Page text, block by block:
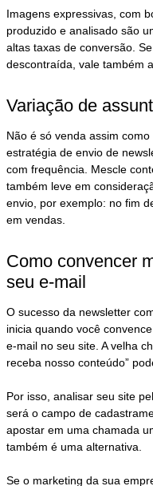
Imagens expressivas, com
produzido e analisado são
altas taxas de conversão.
descontraída, vale também
Variação de
Não é só venda assim
estratégia de envio de
com frequência. Mescle
também leve em
envio, por exemplo: no fim
em vendas.
Como convencer
seu e-mail
O sucesso da newsletter
inicia quando você
e-mail no seu site. A velha
receba nosso conteúdo”
Por isso, analisar seu site
será o campo de
apostar em uma chamada
também é uma alternativa.
Se o marketing da sua